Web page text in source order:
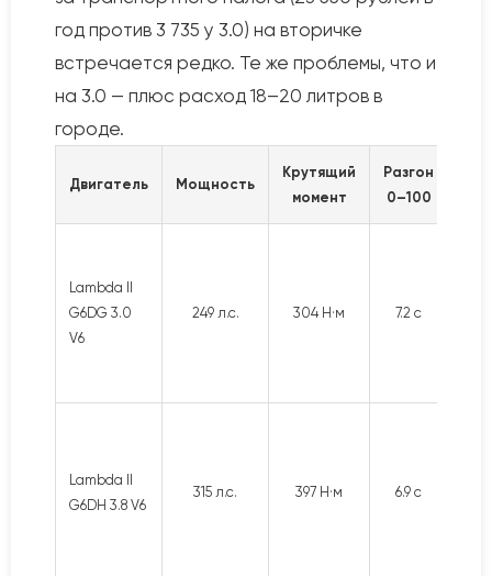
год против 3 735 у 3.0) на вторичке
встречается редко. Те же проблемы, что и
на 3.0 — плюс расход 18–20 литров в
городе.
Двигатель Мощность
Крутящий
момент
Разгон
0–100
Lambda II
G6DG 3.0
V6
249 л.с. 304 Н·м 7.2 с
Lambda II
G6DH 3.8 V6
315 л.с. 397 Н·м 6.9 с